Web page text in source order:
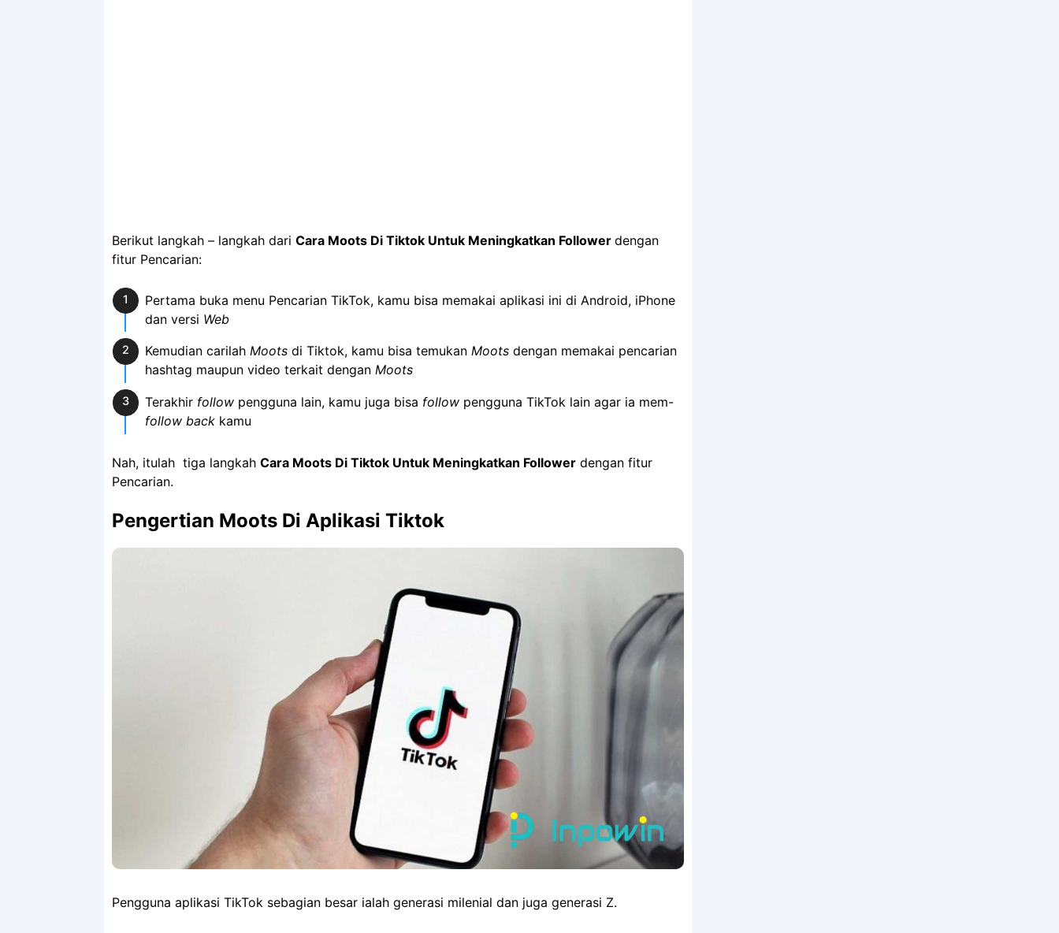
Berikut langkah – langkah dari Cara Moots Di Tiktok Untuk Meningkatkan Follower dengan
fitur Pencarian:
Pertama buka menu Pencarian TikTok, kamu bisa memakai aplikasi ini di Android, iPhone
dan versi Web
Kemudian carilah Mootsdi Tiktok, kamu bisa temukan Mootsdengan memakai pencarian
hashtag maupun video terkait dengan Moots
Terakhir followpengguna lain, kamu juga bisa followpengguna TikTok lain agar ia mem-
follow backkamu
Nah, itulah tiga langkah Cara Moots Di Tiktok Untuk Meningkatkan Follower dengan fitur
Pencarian.
Pengertian Moots Di Aplikasi Tiktok
Pengguna aplikasi TikTok sebagian besar ialah generasi milenial dan juga generasi Z.